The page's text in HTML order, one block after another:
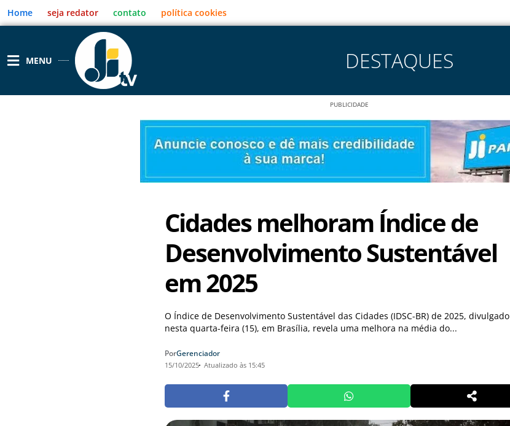
para
o
Home seja redator contato política cookies
MENU DESTAQUES
PUBLICIDADE
Cidades melhoram Índice de
Desenvolvimento Sustentável
em 2025
O Índice de Desenvolvimento Sustentável das Cidades (IDSC-BR) de 2025, divulgado
nesta quarta-feira (15), em Brasília, revela uma melhora na média do...
PorGerenciador
15/10/2025 Atualizado às 15:45